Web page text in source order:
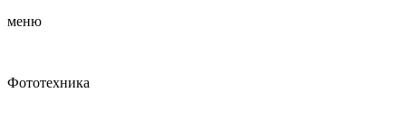
меню
Фототехника